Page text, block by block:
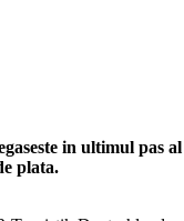
in ultimul pas al
plata.